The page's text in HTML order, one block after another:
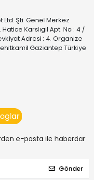
Ltd. Şti. Genel Merkez
Karslıgil Apt. No : 4 /
Adresi : 4. Organize
Gaziantep Türkiye
e-posta ile haberdar
Gönder